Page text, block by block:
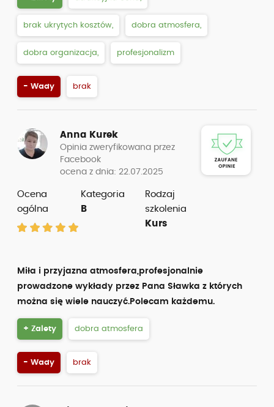
brak ukrytych kosztów, dobra atmosfera,
dobra organizacja, profesjonalizm
- Wady brak
Anna Kurek
Opinia zweryfikowana przez
Facebook
ocena z dnia: 22.07.2025
Ocena
ogólna
Kategoria
B
Rodzaj
szkolenia
Kurs
Miła i przyjazna atmosfera,profesjonalnie
prowadzone wykłady przez Pana Sławka z których
można się wiele nauczyć.Polecam każdemu.
+ Zalety dobra atmosfera
- Wady brak